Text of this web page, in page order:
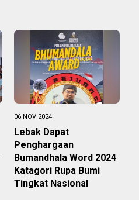
06 NOV 2024
Lebak Dapat
Penghargaan
Bumandhala Word 2024
Katagori Rupa Bumi
Tingkat Nasional